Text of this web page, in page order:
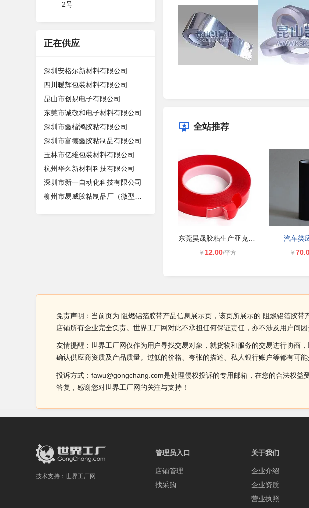
2号
正在供应
深圳安格尔新材料有限公司
四川暖辉包装材料有限公司
昆山市创易电子有限公司
东莞市诚敬和电子材料有限公司
深圳市鑫楷鸿胶粘有限公司
深圳市富德鑫胶粘制品有限公司
玉林市亿维包装材料有限公司
杭州华久新材料科技有限公司
深圳市新一自动化科技有限公司
全站推荐
￥ 12.00/平方
汽车类
￥
免责声明：当前页为 阻燃铝箔胶带产品信息展示页，该页所展示的 阻燃铝箔胶
店铺所有企业完全负责。世界工厂网对此不承担任何保证责任，亦不涉及用户间
友情提醒：世界工厂网仅作为用户寻找交易对象，就货物和服务的交易进行协商
确认供应商资质及产品质量。过低的价格、夸张的描述、私人银行账户等都有可
投诉方式：fawu@gongchang.com是处理侵权投诉的专用邮箱，在您的合法权
答复，感谢您对世界工厂网的关注与支持！
技术支持： 世界工厂网
管理员入口
店铺管理
找采购
关于我们
企业介绍
企业资质
营业执照